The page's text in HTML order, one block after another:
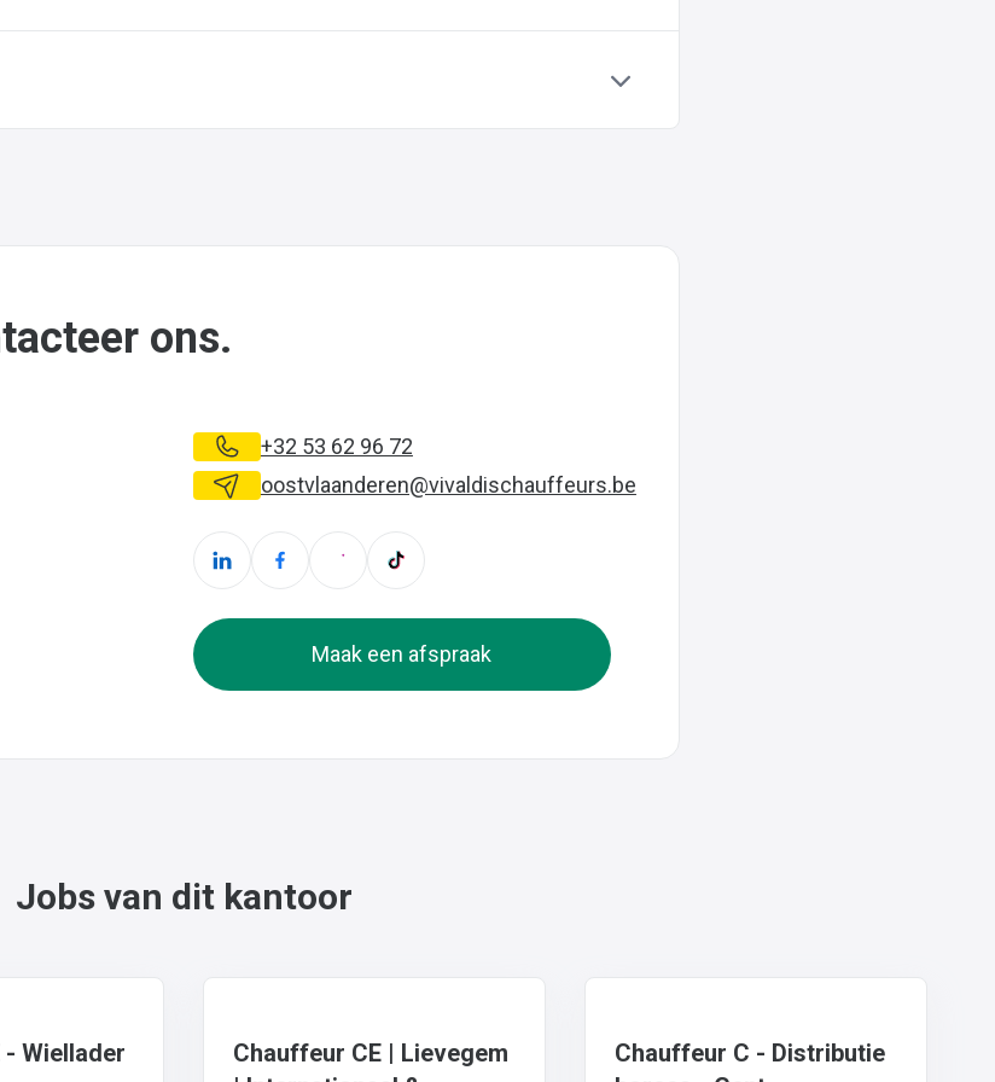
ons.
+32 53 62 96 72
oostvlaanderen@vivaldischauffeurs.be
Maak een afspraak
Jobs van dit kantoor
- Wiellader
Chauffeur CE | Lievegem
Chauffeur C - Distributie